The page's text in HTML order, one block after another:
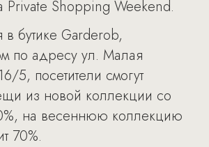
Private Shopping Weekend.
бутике Garderob,
по адресу ул. Малая
5, посетители смогут
из новой коллекции со
на весеннюю коллекцию
70%.